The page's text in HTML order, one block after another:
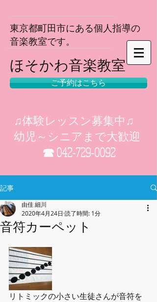
東京都町田市にある個人指導の
音楽教室です。
ご予約はこちら
​ほそかわ音楽教室
♫体験レッスン募集中♫
幼児～シニアまで大歓迎
☎042-729-0092
記事
音符カーペット
由佳 細川
2020年4月24日 読了時間: 1分
リトミックの小さい生徒さんが音符を